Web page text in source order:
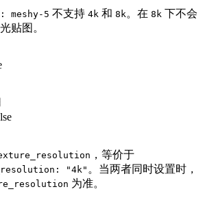
meshy-5 不支持 4k 和 8k。在 8k 下不会
贴图。
，等价于
"4k" 。当两者同时设置时，
为准。